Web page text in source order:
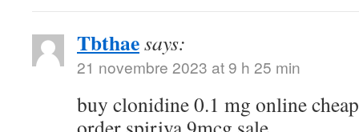
Tbthaesays:
21 novembre 2023 at 9 h 25 min
buy clonidine 0.1 mg online